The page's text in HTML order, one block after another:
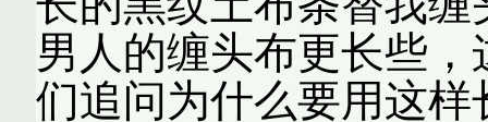
男人的缠头布更长些
们追问为什么要用这